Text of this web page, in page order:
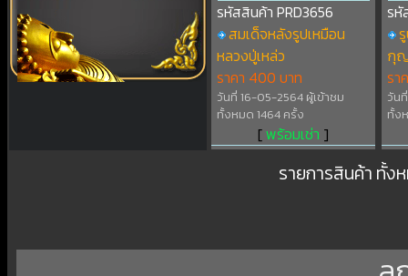
รหัสสินค้า PRD3656
สมเด็จหลังรูปเหมือน
หลวงปู่เหล่ว
ราคา 400 บาท
วันที่ 16-05-2564 ผู้เข้าชม
ทั้งหมด 1464 ครั้ง
[พร้อมเช่า ]
รหั
กุ
รา
วัน
ทั้ง
รายการสินค้า ทั้ง